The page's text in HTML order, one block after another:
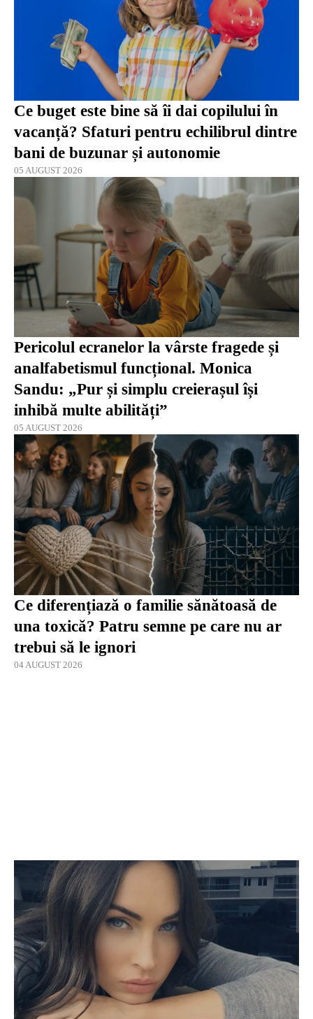
Ce buget este bine să îi dai copilului în
vacanță? Sfaturi pentru echilibrul dintre
bani de buzunar și autonomie
05 AUGUST 2026
Pericolul ecranelor la vârste fragede și
analfabetismul funcțional. Monica
Sandu: „Pur și simplu creierașul își
inhibă multe abilități”
05 AUGUST 2026
Ce diferențiază o familie sănătoasă de
una toxică? Patru semne pe care nu ar
trebui să le ignori
04 AUGUST 2026